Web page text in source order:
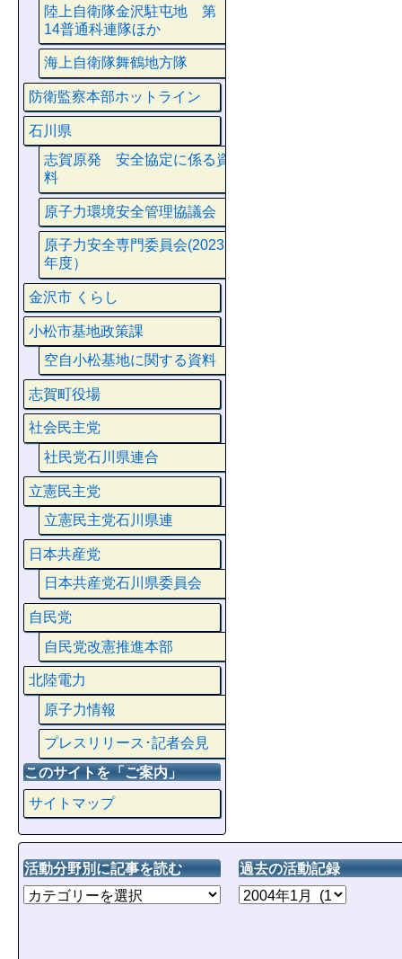
陸上自衛隊金沢駐屯地 第
14普通科連隊ほか
海上自衛隊舞鶴地方隊
防衛監察本部ホットライン
石川県
志賀原発 安全協定に係る資
料
原子力環境安全管理協議会
原子力安全専門委員会(2023
年度）
金沢市 くらし
小松市基地政策課
空自小松基地に関する資料
志賀町役場
社会民主党
社民党石川県連合
立憲民主党
立憲民主党石川県連
日本共産党
日本共産党石川県委員会
自民党
自民党改憲推進本部
北陸電力
原子力情報
プレスリリース･記者会見
このサイトを「ご案内」
サイトマップ
活動分野別に記事を読む 過去の活動記録